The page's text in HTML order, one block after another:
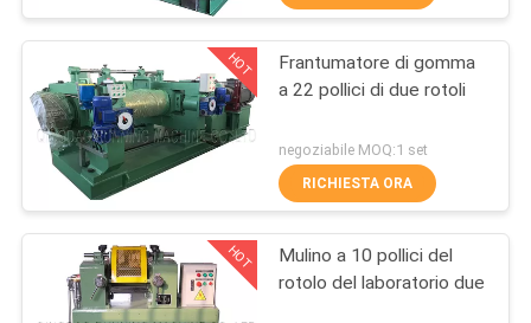
GIRO
DELLA
FABBRICA
CONTROLLO
DI
QUALITÀ
macchina di gomma
dell'impastatore
38
66
HOT
Frantumatore di gomma
a 22 pollici di due rotoli
negoziabile MOQ:1 set
RICHIESTA ORA
HOT
Mulino a 10 pollici del
rotolo del laboratorio due